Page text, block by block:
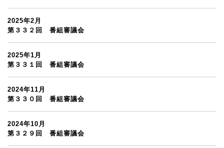
2025年2月
第３３２回 番組審議会
2025年1月
第３３１回 番組審議会
2024年11月
第３３０回 番組審議会
2024年10月
第３２９回 番組審議会